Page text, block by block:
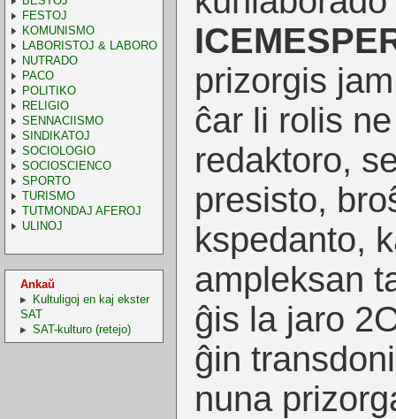
FESTOJ
KOMUNISMO
LABORISTOJ & LABORO
NUTRADO
PACO
POLITIKO
RELIGIO
SENNACIISMO
SINDIKATOJ
SOCIOLOGIO
SOCIOSCIENCO
SPORTO
TURISMO
TUTMONDAJ AFEROJ
ULINOJ
Ankaŭ
Kultuligoj en kaj ekster
SAT
SAT-kulturo (retejo)
prizorgis
ĉar li rolis
redaktoro,
presisto,
kspedanto,
ampleksan
ĝis la jaro
ĝin
nuna